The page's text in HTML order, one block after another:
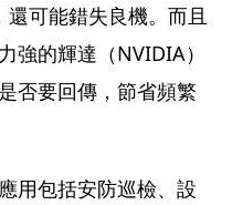
可能錯失良機。而且
強的輝達（NVIDIA）
否要回傳，節省頻繁
用包括安防巡檢、設